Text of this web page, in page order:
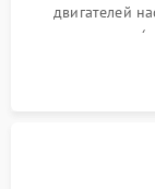
двигателей
прессостата
концевика